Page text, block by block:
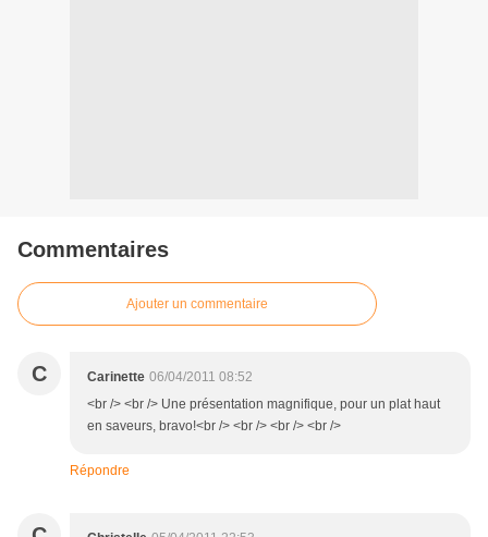
Commentaires
Ajouter un commentaire
C Carinette 06/04/2011 08:52
<br /> <br /> Une présentation magnifique, pour un plat haut
en saveurs, bravo!<br /> <br /> <br /> <br />
Répondre